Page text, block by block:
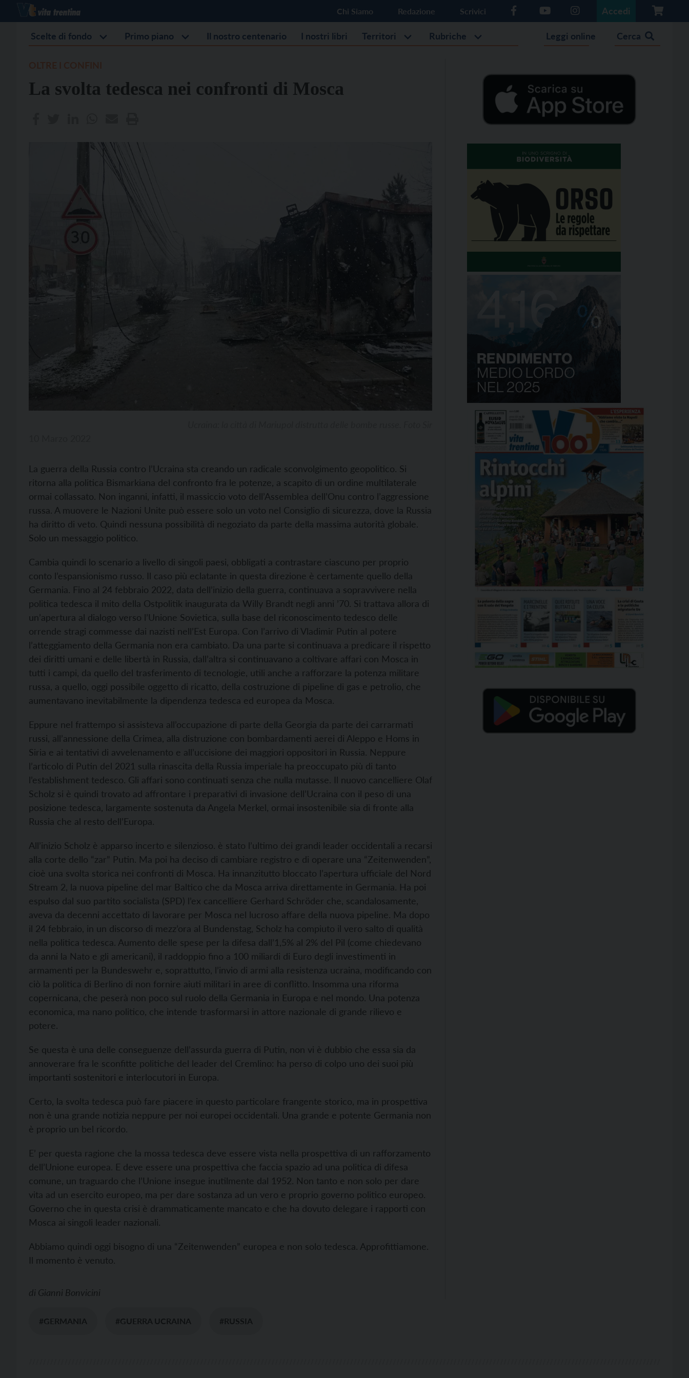
Chi Siamo Redazione Scrivici Accedi
Scelte di fondo Primo piano Il nostro centenario I nostri libri Territori Rubriche Leggi online Cerca
La svolta tedesca nei confronti di Mosca
La guerra della Russia contro l’Ucraina sta creando un radicale sconvolgimento geopolitico. Si
ritorna alla politica Bismarkiana del confronto fra le potenze, a scapito di un ordine multilaterale
ormai collassato. Non inganni, infatti, il massiccio voto dell’Assemblea dell’Onu contro l’aggressione
russa. A muovere le Nazioni Unite può essere solo un voto nel Consiglio di sicurezza, dove la Russia
ha diritto di veto. Quindi nessuna possibilità di negoziato da parte della massima autorità globale.
Solo un messaggio politico.
Cambia quindi lo scenario a livello di singoli paesi, obbligati a contrastare ciascuno per proprio
conto l’espansionismo russo. Il caso più eclatante in questa direzione è certamente quello della
Germania. Fino al 24 febbraio 2022, data dell’inizio della guerra, continuava a sopravvivere nella
politica tedesca il mito della Ostpolitik inaugurata da Willy Brandt negli anni ’70. Si trattava allora di
un’apertura al dialogo verso l’Unione Sovietica, sulla base del riconoscimento tedesco delle
orrende stragi commesse dai nazisti nell’Est Europa. Con l’arrivo di Vladimir Putin al potere
l’atteggiamento della Germania non era cambiato. Da una parte si continuava a predicare il rispetto
dei diritti umani e delle libertà in Russia, dall’altra si continuavano a coltivare affari con Mosca in
tutti i campi, da quello del trasferimento di tecnologie, utili anche a rafforzare la potenza militare
russa, a quello, oggi possibile oggetto di ricatto, della costruzione di pipeline di gas e petrolio, che
aumentavano inevitabilmente la dipendenza tedesca ed europea da Mosca.
Eppure nel frattempo si assisteva all’occupazione di parte della Georgia da parte dei carrarmati
russi, all’annessione della Crimea, alla distruzione con bombardamenti aerei di Aleppo e Homs in
Siria e ai tentativi di avvelenamento e all’uccisione dei maggiori oppositori in Russia. Neppure
l’articolo di Putin del 2021 sulla rinascita della Russia imperiale ha preoccupato più di tanto
l’establishment tedesco. Gli affari sono continuati senza che nulla mutasse. Il nuovo cancelliere Olaf
Scholz si è quindi trovato ad affrontare i preparativi di invasione dell’Ucraina con il peso di una
posizione tedesca, largamente sostenuta da Angela Merkel, ormai insostenibile sia di fronte alla
Russia che al resto dell’Europa.
All’inizio Scholz è apparso incerto e silenzioso. è stato l’ultimo dei grandi leader occidentali a recarsi
alla corte dello “zar” Putin. Ma poi ha deciso di cambiare registro e di operare una “Zeitenwenden”,
cioè una svolta storica nei confronti di Mosca. Ha innanzitutto bloccato l’apertura ufficiale del Nord
Stream 2, la nuova pipeline del mar Baltico che da Mosca arriva direttamente in Germania. Ha poi
espulso dal suo partito socialista (SPD) l’ex cancelliere Gerhard Schröder che, scandalosamente,
aveva da decenni accettato di lavorare per Mosca nel lucroso affare della nuova pipeline. Ma dopo
il 24 febbraio, in un discorso di mezz’ora al Bundenstag, Scholz ha compiuto il vero salto di qualità
nella politica tedesca. Aumento delle spese per la difesa dall’1,5% al 2% del Pil (come chiedevano
da anni la Nato e gli americani), il raddoppio fino a 100 miliardi di Euro degli investimenti in
armamenti per la Bundeswehr e, soprattutto, l’invio di armi alla resistenza ucraina, modificando con
ciò la politica di Berlino di non fornire aiuti militari in aree di conflitto. Insomma una riforma
copernicana, che peserà non poco sul ruolo della Germania in Europa e nel mondo. Una potenza
economica, ma nano politico, che intende trasformarsi in attore nazionale di grande rilievo e
potere.
Se questa è una delle conseguenze dell’assurda guerra di Putin, non vi è dubbio che essa sia da
annoverare fra le sconfitte politiche del leader del Cremlino: ha perso di colpo uno dei suoi più
importanti sostenitori e interlocutori in Europa.
Certo, la svolta tedesca può fare piacere in questo particolare frangente storico, ma in prospettiva
non è una grande notizia neppure per noi europei occidentali. Una grande e potente Germania non
è proprio un bel ricordo.
E’ per questa ragione che la mossa tedesca deve essere vista nella prospettiva di un rafforzamento
dell’Unione europea. E deve essere una prospettiva che faccia spazio ad una politica di difesa
comune, un traguardo che l’Unione insegue inutilmente dal 1952. Non tanto e non solo per dare
vita ad un esercito europeo, ma per dare sostanza ad un vero e proprio governo politico europeo.
Governo che in questa crisi è drammaticamente mancato e che ha dovuto delegare i rapporti con
Mosca ai singoli leader nazionali.
Abbiamo quindi oggi bisogno di una “Zeitenwenden” europea e non solo tedesca. Approfittiamone.
Il momento è venuto.
di Gianni Bonvicini
#GERMANIA #GUERRA UCRAINA #RUSSIA